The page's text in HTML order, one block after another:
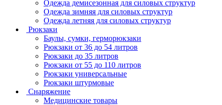
Одежда демисезонная для силовых структур
Одежда зимняя для силовых структур
Одежда летняя для силовых структур
Рюкзаки
Баулы, сумки, герморюкзаки
Рюкзаки от 36 до 54 литров
Рюкзаки до 35 литров
Рюкзаки от 55 до 110 литров
Рюкзаки универсальные
Рюкзаки штурмовые
Снаряжение
Медицинские товары